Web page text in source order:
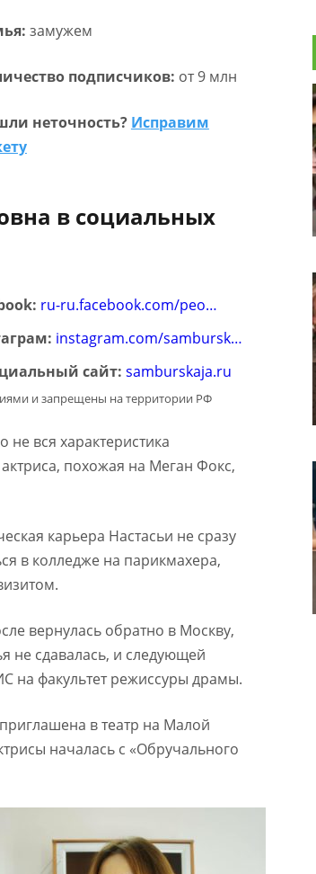
замужем
подписчиков: от 9 млн
неточность? Исправим
в социальных
ru-ru.facebook.com/peo…
instagram.com/sambursk…
сайт: samburskaja.ru
и запрещены на территории РФ
не вся характеристика
похожая на Меган Фокс,
карьера Настасьи не сразу
в колледже на парикмахера,
вернулась обратно в Москву,
не сдавалась, и следующей
на факультет режиссуры драмы.
в театр на Малой
началась с «Обручального